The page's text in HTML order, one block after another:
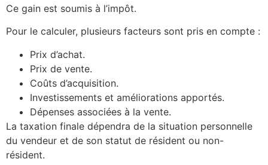
Ce gain est soumis à l’impôt.
Pour le calculer, plusieurs facteurs sont pris en compte :
Prix d’achat.
Prix de vente.
Coûts d’acquisition.
Investissements et améliorations apportés.
Dépenses associées à la vente.
La taxation finale dépendra de la situation personnelle
du vendeur et de son statut de résident ou non-
résident.